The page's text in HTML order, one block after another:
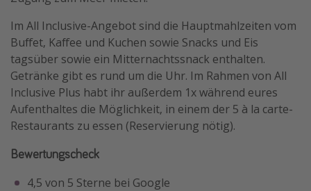
Im All Inclusive-Angebot sind die Hauptmahlzeiten vom
Buffet, Kaffee und Kuchen sowie Snacks und Eis
tagsüber sowie ein Mitternachtssnack enthalten.
Getränke gibt es rund um die Uhr. Im Rahmen von All
Inclusive Plus habt ihr außerdem 1x während eures
Aufenthaltes die Möglichkeit, in einem der 5 à la carte-
Restaurants zu essen (Reservierung nötig).
Bewertungscheck
4,5 von 5 Sterne bei Google